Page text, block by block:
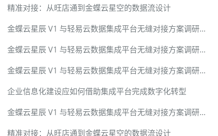
精准对接：从旺店通到金蝶云星空的数据流设计
金蝶云星辰 V1 与轻易云数据集成平台无缝对接方案调研报告
金蝶云星辰 V1 与轻易云数据集成平台无缝对接方案调研报告
金蝶云星辰 V1 与轻易云数据集成平台无缝对接方案调研报告
企业信息化建设应如何借助集成平台完成数字化转型
金蝶云星辰 V1 与轻易云数据集成平台无缝对接方案调研报告
精准对接：从旺店通到金蝶云星空的数据流设计